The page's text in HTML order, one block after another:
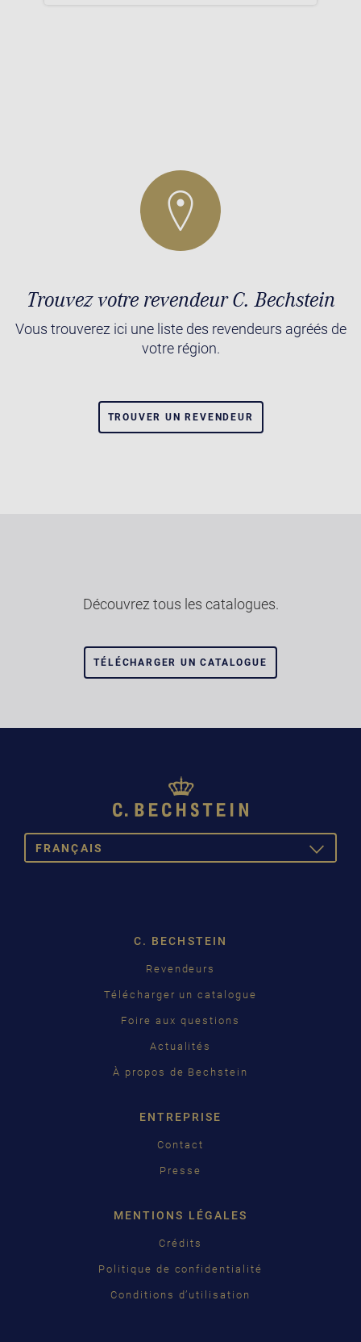
Trouvez votre revendeur C. Bechstein
Vous trouverez ici une liste des revendeurs agréés de
votre région.
TROUVER UN REVENDEUR
Découvrez tous les catalogues.
TÉLÉCHARGER UN CATALOGUE
FRANÇAIS
TOGGLE
Pусский
C. BECHSTEIN
Revendeurs
Télécharger un catalogue
Foire aux questions
Actualités
À propos de Bechstein
ENTREPRISE
Contact
Presse
MENTIONS LÉGALES
Crédits
Politique de confidentialité
Conditions d’utilisation